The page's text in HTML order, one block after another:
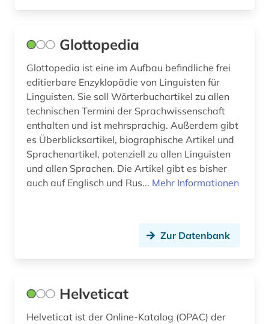
Glottopedia
Glottopedia ist eine im Aufbau befindliche frei
editierbare Enzyklopädie von Linguisten für
Linguisten. Sie soll Wörterbuchartikel zu allen
technischen Termini der Sprachwissenschaft
enthalten und ist mehrsprachig. Außerdem gibt
es Überblicksartikel, biographische Artikel und
Sprachenartikel, potenziell zu allen Linguisten
und allen Sprachen. Die Artikel gibt es bisher
auch auf Englisch und Rus... Mehr Informationen
Zur Datenbank
Helveticat
Helveticat ist der Online-Katalog (OPAC) der